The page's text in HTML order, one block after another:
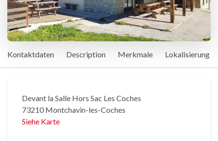
Kontaktdaten Description Merkmale Lokalisierung
Devant la Salle Hors Sac Les Coches
73210 Montchavin-les-Coches
Siehe Karte